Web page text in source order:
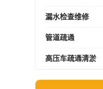
漏水检查维修
管道疏通
高压车疏通清淤